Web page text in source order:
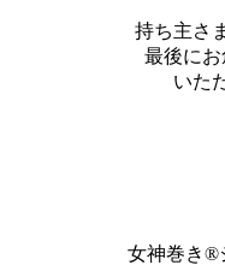
持ち主さ
最後に
いた
女神巻き®